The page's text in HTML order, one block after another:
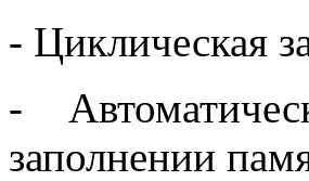
- Циклическая
-
заполнении